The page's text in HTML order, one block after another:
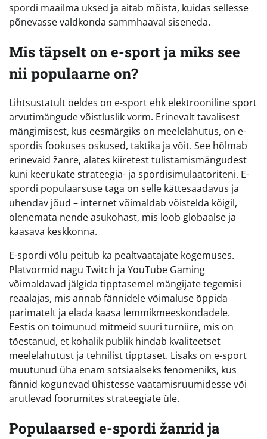
spordi maailma uksed ja aitab mõista, kuidas sellesse
põnevasse valdkonda sammhaaval siseneda.
Mis täpselt on e-sport ja miks see
nii populaarne on?
Lihtsustatult öeldes on e-sport ehk elektrooniline sport
arvutimängude võistluslik vorm. Erinevalt tavalisest
mängimisest, kus eesmärgiks on meelelahutus, on e-
spordis fookuses oskused, taktika ja võit. See hõlmab
erinevaid žanre, alates kiiretest tulistamismängudest
kuni keerukate strateegia- ja spordisimulaatoriteni. E-
spordi populaarsuse taga on selle kättesaadavus ja
ühendav jõud – internet võimaldab võistelda kõigil,
olenemata nende asukohast, mis loob globaalse ja
kaasava keskkonna.
E-spordi võlu peitub ka pealtvaatajate kogemuses.
Platvormid nagu Twitch ja YouTube Gaming
võimaldavad jälgida tipptasemel mängijate tegemisi
reaalajas, mis annab fännidele võimaluse õppida
parimatelt ja elada kaasa lemmikmeeskondadele.
Eestis on toimunud mitmeid suuri turniire, mis on
tõestanud, et kohalik publik hindab kvaliteetset
meelelahutust ja tehnilist tipptaset. Lisaks on e-sport
muutunud üha enam sotsiaalseks fenomeniks, kus
fännid kogunevad ühistesse vaatamisruumidesse või
arutlevad foorumites strateegiate üle.
Populaarsed e-spordi žanrid ja